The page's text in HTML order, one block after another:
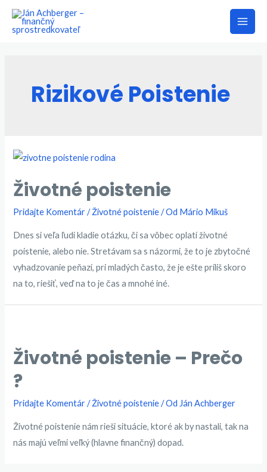
Preskočiť
Main
Rizikové Poistenie
Životné poistenie
Pridajte Komentár /Životné poistenie/ Od Mário Mikuš
Dnes si veľa ľudí kladie otázku, či sa vôbec oplatí životné
poistenie, alebo nie. Stretávam sa s názormi, že to je zbytočné
vyhadzovanie peňazí, pri mladých často, že je ešte príliš skoro
na to, riešiť, veď na to je čas a mnohé iné.
Životné poistenie – Prečo
?
Pridajte Komentár /Životné poistenie/ Od Ján Achberger
Životné poistenie nám rieši situácie, ktoré ak by nastali, tak na
nás majú veľmi veľký (hlavne finančný) dopad.